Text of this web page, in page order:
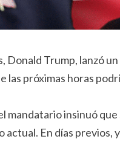
Donald Trump, lanzó
próximas horas
mandatario insinuó
En días